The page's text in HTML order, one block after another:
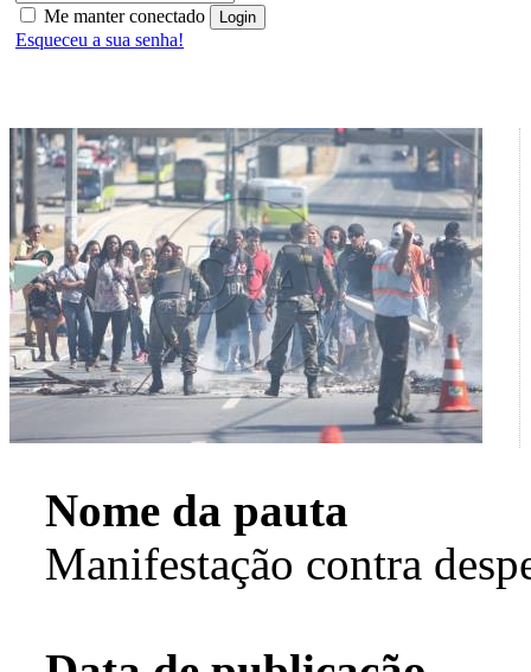
Me manter conectado
Esqueceu a sua senha!
Nome da pauta
Manifestação contra